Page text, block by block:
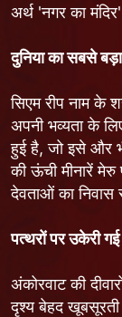
अर्थ 'नगर का
दुनिया का सबसे
सिएम रीप नाम के
अपनी भव्यता के
हुई है, जो इसे और
की ऊंची मीनारें मेरु
देवताओं का निवास
पत्थरों पर उकेरी
अंकोरवाट की
दृश्य बेहद